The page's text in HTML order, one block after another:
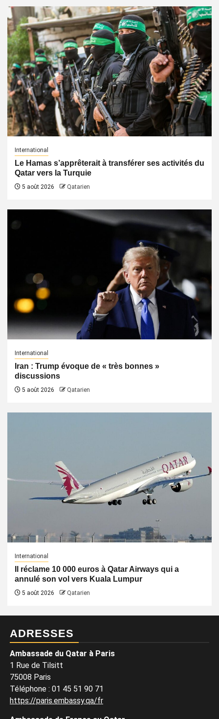
International
Le Hamas s’apprêterait à transférer ses activités du
Qatar vers la Turquie
5 août 2026 Qatarien
International
Iran : Trump évoque de « très bonnes »
discussions
5 août 2026 Qatarien
International
Il réclame 10 000 euros à Qatar Airways qui a
annulé son vol vers Kuala Lumpur
5 août 2026 Qatarien
ADRESSES
Ambassade du Qatar à Paris
1 Rue de Tilsitt
75008 Paris
Téléphone : 01 45 51 90 71
https://paris.embassy.qa/fr